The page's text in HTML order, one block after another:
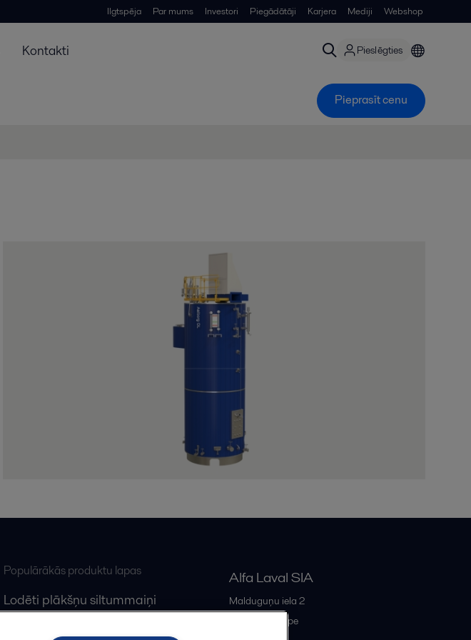
Ilgtspēja Par mums Investori Piegādātāji Karjera Mediji Webshop
Kontakti Pieslēgties
Pieprasīt cenu
Populārākās produktu lapas
Lodēti plākšņu siltummaiņi
Alfa Laval SIA
Malduguņu iela 2
Mārupe